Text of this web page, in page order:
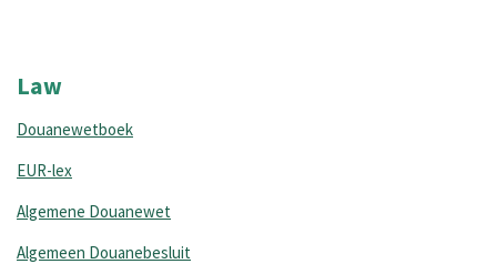
Law
Douanewetboek
EUR-lex
Algemene Douanewet
Algemeen Douanebesluit